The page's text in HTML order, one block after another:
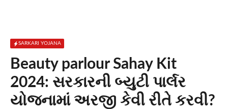
SARKARI YOJANA
Beauty parlour Sahay Kit
2024: સરકારની બ્યુટી પાર્લર
યોજનામાં અરજી કેવી રીતે કરવી?